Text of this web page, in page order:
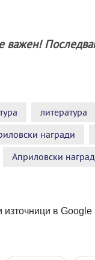
важен!
литература
награди
Априловски
в Google